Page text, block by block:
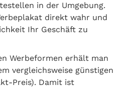
in der Umgebung.
direkt wahr und
Ihr Geschäft zu
Werbeformen erhält man
vergleichsweise günstigen
Preis). Damit ist